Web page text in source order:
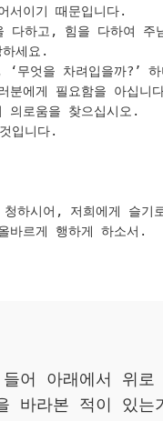
서이기 때문입니다.
하고, 힘을 다하여 주
세요.
무엇을 차려입을까?’
분에게 필요함을 아십니
의로움을 찾으십시오.
입니다.
하시어, 저희에게 슬기
바르게 행하게 하소서.
어 아래에서 위로
바라본 적이 있는